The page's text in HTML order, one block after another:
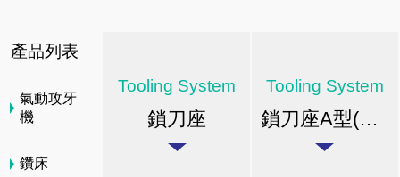
Tooling System
鎖刀座
Tooling System
鎖刀座A型(主體為鑄鐵)
產品列表
氣動攻牙
機
鑽床